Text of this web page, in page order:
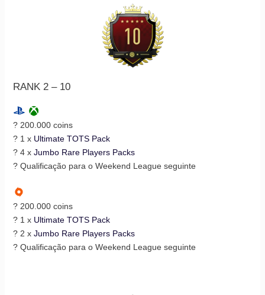
RANK 2 – 10
? 200.000 coins
? 1 x Ultimate TOTS Pack
? 4 x Jumbo Rare Players Packs
? Qualificação para o Weekend League seguinte
? 200.000 coins
? 1 x Ultimate TOTS Pack
? 2 x Jumbo Rare Players Packs
? Qualificação para o Weekend League seguinte